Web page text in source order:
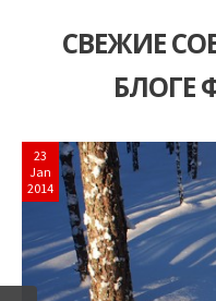
СВЕЖИЕ
БЛОГЕ
23
Jan
2014